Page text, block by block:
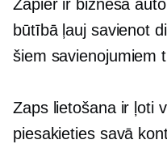
Zapier ir biznesa
būtībā ļauj savienot
šiem savienojumiem
Zaps lietošana ir ļoti
piesakieties savā